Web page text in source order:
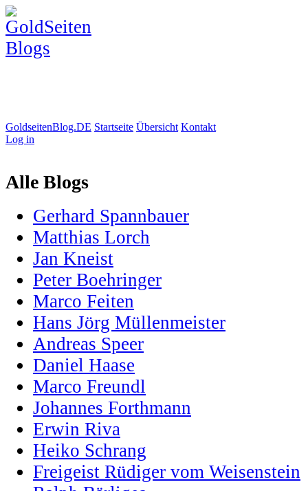
GoldseitenBlog.DE Startseite Übersicht Kontakt
Log in
Alle Blogs
Gerhard Spannbauer
Matthias Lorch
Jan Kneist
Peter Boehringer
Marco Feiten
Hans Jörg Müllenmeister
Andreas Speer
Daniel Haase
Marco Freundl
Johannes Forthmann
Erwin Riva
Heiko Schrang
Freigeist Rüdiger vom Weisenstein